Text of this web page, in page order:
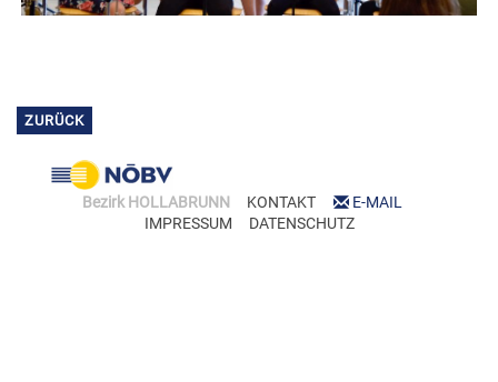
ZURÜCK
Bezirk HOLLABRUNN KONTAKT
E-MAIL
IMPRESSUM
DATENSCHUTZ